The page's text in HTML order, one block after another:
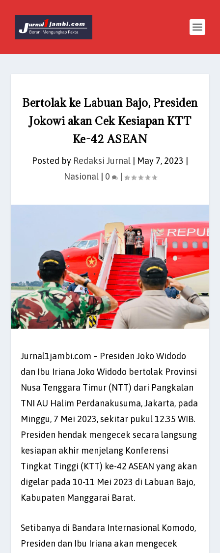
Bertolak ke Labuan Bajo, Presiden
Jokowi akan Cek Kesiapan KTT
Ke-42 ASEAN
Posted by Redaksi Jurnal May 7, 2023
Nasional| 0 |
Jurnal1jambi.com – Presiden Joko Widodo
dan Ibu Iriana Joko Widodo bertolak Provinsi
Nusa Tenggara Timur (NTT) dari Pangkalan
TNI AU Halim Perdanakusuma, Jakarta, pada
Minggu, 7 Mei 2023, sekitar pukul 12.35 WIB.
Presiden hendak mengecek secara langsung
kesiapan akhir menjelang Konferensi
Tingkat Tinggi (KTT) ke-42 ASEAN yang akan
digelar pada 10-11 Mei 2023 di Labuan Bajo,
Kabupaten Manggarai Barat.
Setibanya di Bandara Internasional Komodo,
Presiden dan Ibu Iriana akan mengecek